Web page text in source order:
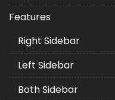
Features
Right Sidebar
Left Sidebar
Both Sidebar